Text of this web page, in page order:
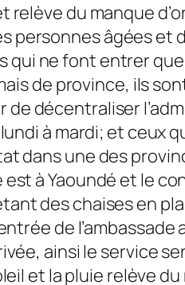
relève du manque
personnes âgées et
qui ne font entrer
de province, ils
décentraliser
à mardi; et ceux
dans une des
à Yaoundé et le
des chaises en
de
ainsi le service
et la pluie relève